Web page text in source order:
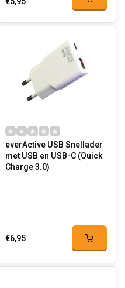
everActive USB Snellader
met USB en USB-C (Quick
Charge 3.0)
€6,95